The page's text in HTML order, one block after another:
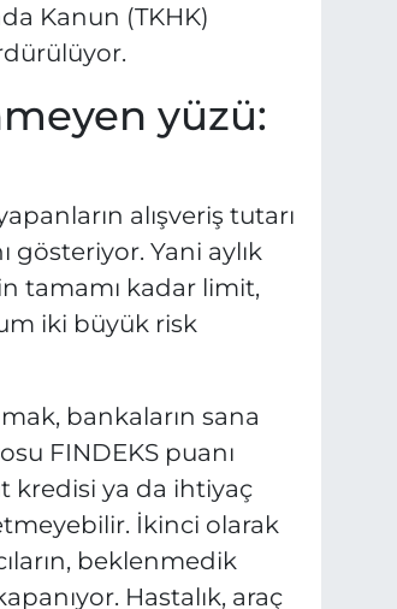
Kanun (TKHK)
yüzü:
alışveriş tutarı
gösteriyor. Yani aylık
tamamı kadar limit,
iki büyük risk
bankaların sana
FINDEKS puanı
kredisi ya da ihtiyaç
İkinci olarak
beklenmedik
Hastalık, araç